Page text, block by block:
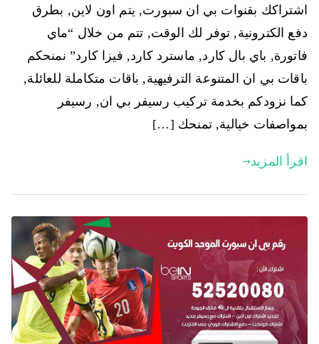
اشتراكك بقنوات بي ان سبورت, يتم اون لاين, بطرق
دفع الكترونية, توفر لك الوقت, تتم من خلال “ماي
فاتورة, باي بال كارد, ماسترد كارد, فيزا كارد” نمنحكم
باقات بي ان المتنوعة الترفيهية, باقات متكاملة للعائلة,
كما نزودكم بخدمة تركيب رسيفر بي ان, رسيفر
بمواصفات خيالية, تمنحك […]
اقرأ المزيد